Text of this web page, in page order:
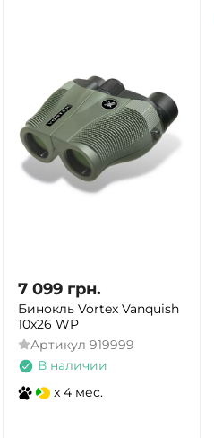
7 099 грн.
Бинокль Vortex Vanquish
10x26 WP
Артикул 919999
В наличии
x 4 мес.